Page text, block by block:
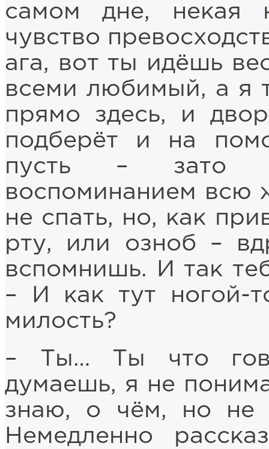
самом дне, некая
чувство
ага, вот ты идёшь
всеми любимый, а я
прямо здесь, и
подберёт и на
пусть – зато
воспоминанием всю
не спать, но, как
рту, или озноб –
вспомнишь. И так
– И как тут ногой-
милость?
– Ты… Ты что
думаешь, я не
знаю, о чём, но не
Немедленно